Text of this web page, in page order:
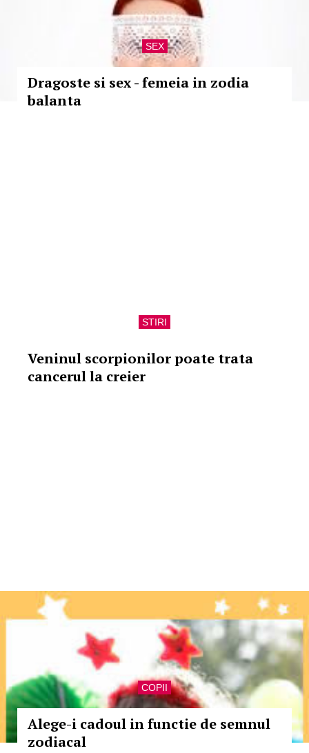
SEX
Dragoste si sex - femeia in zodia
balanta
STIRI
Veninul scorpionilor poate trata
cancerul la creier
COPII
Alege-i cadoul in functie de semnul
zodiacal